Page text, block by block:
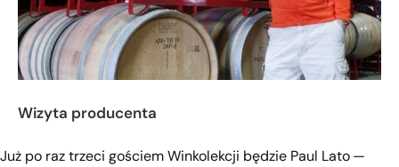
Wizyta producenta
Już po raz trzeci gościem Winkolekcji będzie Paul Lato —